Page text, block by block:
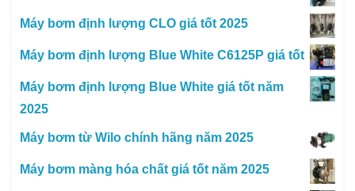
Máy bơm định lượng CLO giá tốt 2025
Máy bơm định lượng Blue White C6125P giá tốt
Máy bơm định lượng Blue White giá tốt năm
2025
Máy bơm từ Wilo chính hãng năm 2025
Máy bơm màng hóa chất giá tốt năm 2025